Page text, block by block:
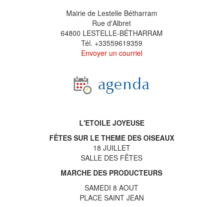
Mairie de Lestelle Bétharram
Rue d'Albret
64800 LESTELLE-BÉTHARRAM
Tél. +33559619359
Envoyer un courriel
L'ETOILE JOYEUSE
FÊTES SUR LE THEME DES OISEAUX
18 JUILLET
SALLE DES FÊTES
MARCHE DES PRODUCTEURS
SAMEDI 8 AOUT
PLACE SAINT JEAN